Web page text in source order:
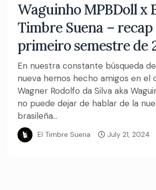
Waguinho MPBDoll x
Timbre Suena –
primeiro semestre de
En nuestra constante búsqueda
nueva hemos hecho amigos en el
Wagner Rodolfo da Silva aka
no puede dejar de hablar de la
brasileña...
El Timbre Suena July 21, 2024